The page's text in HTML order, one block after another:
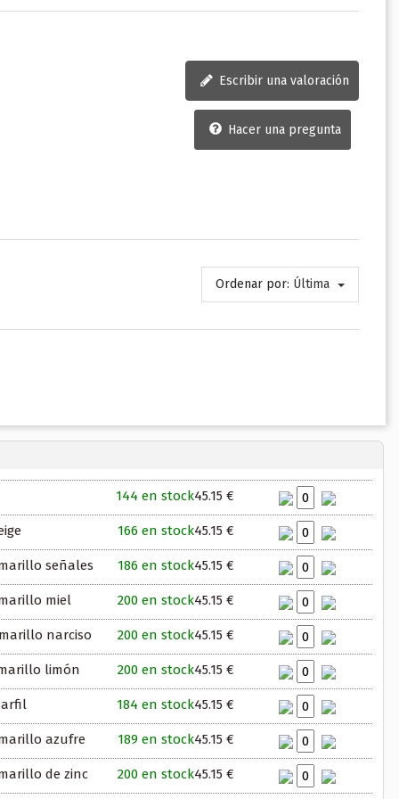
Escribir una valoración
Hacer una pregunta
Ordenar por: Última
45.15 €
144 en stock
45.15 €
166 en stock
señales 45.15 €
186 en stock
miel 45.15 €
200 en stock
narciso 45.15 €
200 en stock
limón 45.15 €
200 en stock
45.15 €
184 en stock
azufre 45.15 €
189 en stock
de zinc 45.15 €
200 en stock